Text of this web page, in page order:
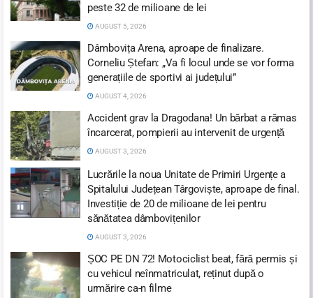
peste 32 de milioane de lei
AUGUST 5, 2026
Dâmbovița Arena, aproape de finalizare.
Corneliu Ștefan: „Va fi locul unde se vor forma
generațiile de sportivi ai județului”
AUGUST 4, 2026
Accident grav la Dragodana! Un bărbat a rămas
încarcerat, pompierii au intervenit de urgență
AUGUST 3, 2026
Lucrările la noua Unitate de Primiri Urgențe a
Spitalului Județean Târgoviște, aproape de final.
Investiție de 20 de milioane de lei pentru
sănătatea dâmbovițenilor
AUGUST 3, 2026
ȘOC PE DN 72! Motociclist beat, fără permis și
cu vehicul neînmatriculat, reținut după o
urmărire ca-n filme